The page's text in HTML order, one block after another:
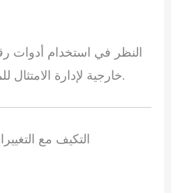
النظر في استخدام أدوات
خارجية لإدارة الامتثال للمهنيين للحد من المخاطر.
التكيف مع